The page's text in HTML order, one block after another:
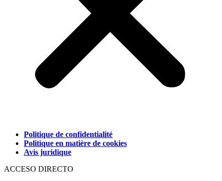
Politique de confidentialité
Politique en matière de cookies
Avis juridique
ACCESO DIRECTO